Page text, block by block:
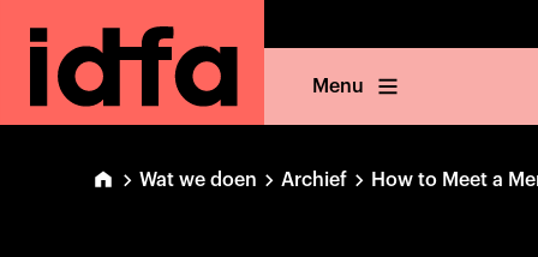
Menu
Wat we doen Archief How to Meet a